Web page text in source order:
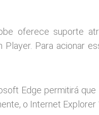
oferece suporte
Para acionar
Edge permitirá
o Internet Explorer